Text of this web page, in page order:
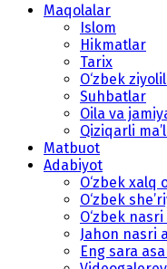
Maqolalar
Islom
Hikmatlar
Tarix
O‘zbek
Suhbatlar
Oila va
Qiziqarli
Matbuot
Adabiyot
O‘zbek xalq
O‘zbek
O‘zbek
Jahon nasri
Eng sara